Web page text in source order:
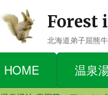
Forest
北海道弟子屈熊
HOME 温泉